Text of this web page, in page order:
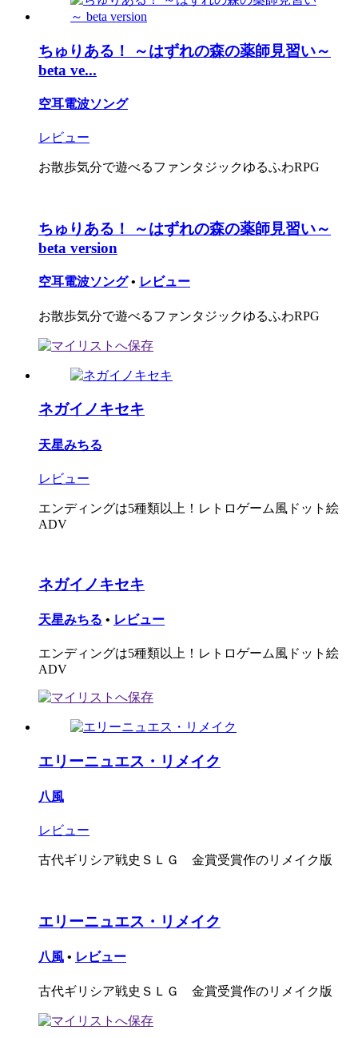
ちゅりある！ ～はずれの森の薬師見習い～
beta ve...
空耳電波ソング
レビュー
お散歩気分で遊べるファンタジックゆるふわRPG
ちゅりある！ ～はずれの森の薬師見習い～
beta version
空耳電波ソング • レビュー
お散歩気分で遊べるファンタジックゆるふわRPG
ネガイノキセキ
天星みちる
レビュー
エンディングは5種類以上！レトロゲーム風ドット絵
ADV
ネガイノキセキ
天星みちる • レビュー
エンディングは5種類以上！レトロゲーム風ドット絵
ADV
エリーニュエス・リメイク
八風
レビュー
古代ギリシア戦史ＳＬＧ 金賞受賞作のリメイク版
エリーニュエス・リメイク
八風 • レビュー
古代ギリシア戦史ＳＬＧ 金賞受賞作のリメイク版